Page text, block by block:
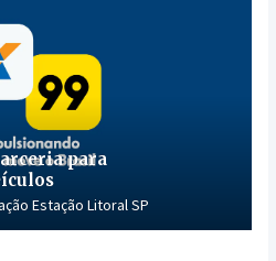
para
Estação Litoral SP